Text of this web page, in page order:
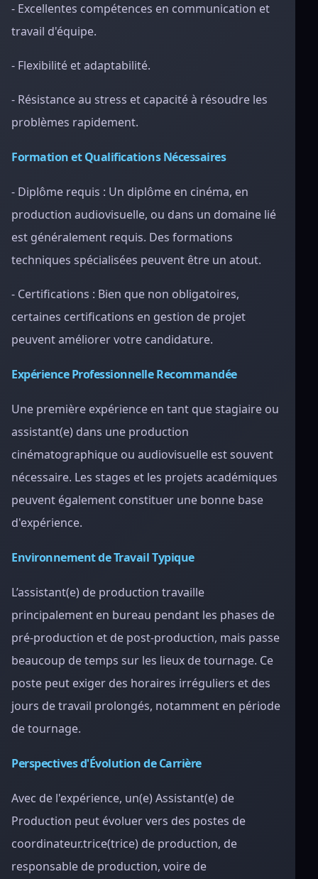
- Excellentes compétences en communication et
travail d'équipe.
- Flexibilité et adaptabilité.
- Résistance au stress et capacité à résoudre les
problèmes rapidement.
Formation et Qualifications Nécessaires
- Diplôme requis : Un diplôme en cinéma, en
production audiovisuelle, ou dans un domaine lié
est généralement requis. Des formations
techniques spécialisées peuvent être un atout.
- Certifications : Bien que non obligatoires,
certaines certifications en gestion de projet
peuvent améliorer votre candidature.
Expérience Professionnelle Recommandée
Une première expérience en tant que stagiaire ou
assistant(e) dans une production
cinématographique ou audiovisuelle est souvent
nécessaire. Les stages et les projets académiques
peuvent également constituer une bonne base
d'expérience.
Environnement de Travail Typique
L’assistant(e) de production travaille
principalement en bureau pendant les phases de
pré-production et de post-production, mais passe
beaucoup de temps sur les lieux de tournage. Ce
poste peut exiger des horaires irréguliers et des
jours de travail prolongés, notamment en période
de tournage.
Perspectives d'Évolution de Carrière
Avec de l'expérience, un(e) Assistant(e) de
Production peut évoluer vers des postes de
coordinateur.trice(trice) de production, de
responsable de production, voire de